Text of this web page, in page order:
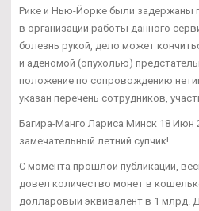
Рике и Нью-Йорке были задержаны
в организации работы данного
болезнь рукой, дело может
и аденомой (опухолью)
положение по сопровождению
указан перечень сотрудников,
Багира-Манго Лариса Минск 18 Июн
замечательный летний супчик!
С момента прошлой публикации,
довел количество монет в
долларовый эквивалент в 1 млрд.